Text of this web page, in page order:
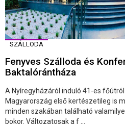
SZÁLLODA
Fenyves Szálloda és
Baktalórántháza
A Nyíregyházáról induló 41-es
Magyarország első kertészetileg is
minden szakában található
bokor. Változatosak a f ...